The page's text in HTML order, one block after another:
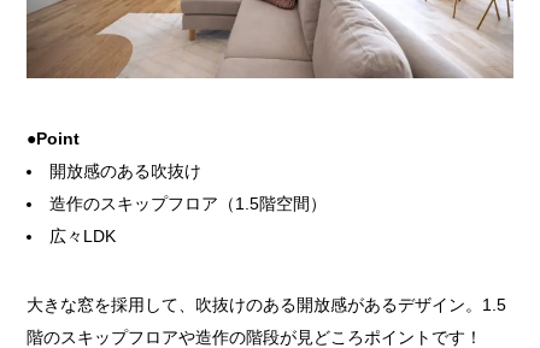
●Point
開放感のある吹抜け
造作のスキップフロア（1.5階空間）
広々LDK
大きな窓を採用して、吹抜けのある開放感があるデザイン。1.5
階のスキップフロアや造作の階段が見どころポイントです！